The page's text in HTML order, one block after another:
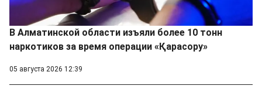
В Алматинской области изъяли более 10 тонн
наркотиков за время операции «Қарасору»
05 августа 2026 12:39